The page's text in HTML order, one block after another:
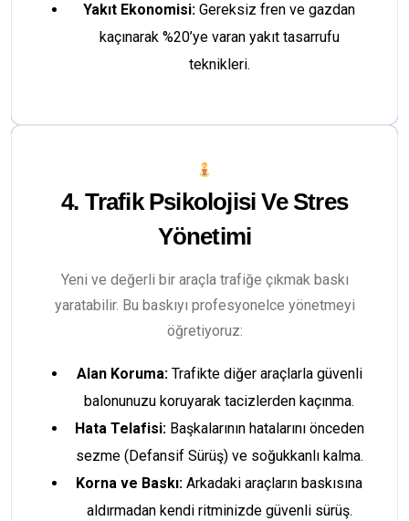
Yakıt Ekonomisi: Gereksiz fren ve gazdan
kaçınarak %20’ye varan yakıt tasarrufu
teknikleri.
4. Trafik Psikolojisi Ve Stres
Yönetimi
Yeni ve değerli bir araçla trafiğe çıkmak baskı
yaratabilir. Bu baskıyı profesyonelce yönetmeyi
öğretiyoruz:
Alan Koruma:Trafikte diğer araçlarla güvenli
balonunuzu koruyarak tacizlerden kaçınma.
Hata Telafisi:Başkalarının hatalarını önceden
sezme (Defansif Sürüş) ve soğukkanlı kalma.
Korna ve Baskı: Arkadaki araçların baskısına
aldırmadan kendi ritminizde güvenli sürüş.